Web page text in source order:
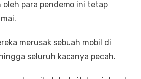
oleh para pendemo ini tetap
merusak sebuah mobil di
seluruh kacanya pecah.